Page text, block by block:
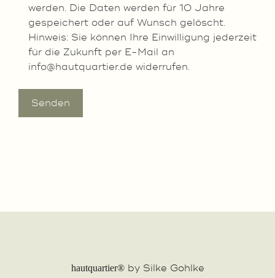
werden. Die Daten werden für 10 Jahre
gespeichert oder auf Wunsch gelöscht.
Hinweis: Sie können Ihre Einwilligung jederzeit
für die Zukunft per E-Mail an
info@hautquartier.de widerrufen.
hautquartier®by Silke Gohlke